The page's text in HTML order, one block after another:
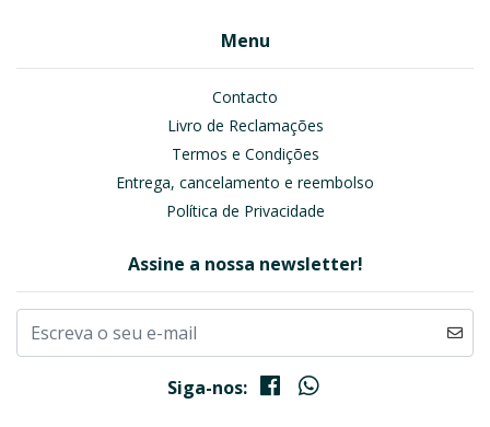
Menu
Contacto
Livro de Reclamações
Termos e Condições
Entrega, cancelamento e reembolso
Política de Privacidade
Assine a nossa newsletter!
Siga-nos: